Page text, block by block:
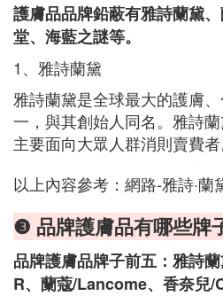
護膚品品牌鉛蔽有雅詩蘭黛
堂、海藍之謎等。
1、雅詩蘭黛
雅詩蘭黛是全球最大的護膚
一，與其創始人同名。雅詩
主要面向大眾人群消則賣費者
以上內容參考：網路-雅詩·蘭
❸ 品牌護膚品有哪些牌
品牌護膚品牌子前五：雅詩
R、蘭蔻/Lancome、香奈兒/